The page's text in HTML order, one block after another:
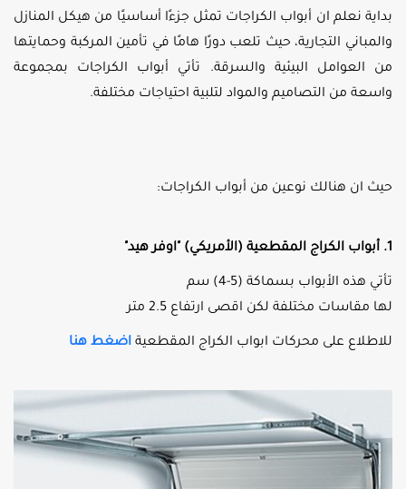
بداية نعلم ان أبواب الكراجات تمثل جزءًا أساسيًا من هيكل المنازل
والمباني التجارية، حيث تلعب دورًا هامًا في تأمين المركبة وحمايتها
من العوامل البيئية والسرقة. تأتي أبواب الكراجات بمجموعة
واسعة من التصاميم والمواد لتلبية احتياجات مختلفة.
حيث ان هنالك نوعين من أبواب الكراجات:
1. أبواب الكراج المقطعية (الأمريكي) "اوفر هيد"
تأتي هذه الأبواب بسماكة (5-4) سم
لها مقاسات مختلفة لكن اقصى ارتفاع 2.5 متر
للاطلاع على محركات ابواب الكراج المقطعية اضغط هنا